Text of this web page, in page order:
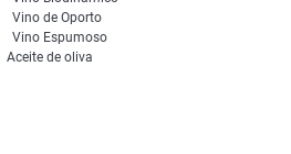
Vino de Oporto
Vino Espumoso
Aceite de oliva